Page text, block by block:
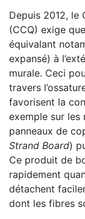
Depuis 2012, le
(CCQ) exige
équivalant
expansé) à
murale. Ceci
travers
favorisent la
exemple sur les
panneaux de
Strand Board)
Ce produit de
rapidement
détachent
dont les fibres